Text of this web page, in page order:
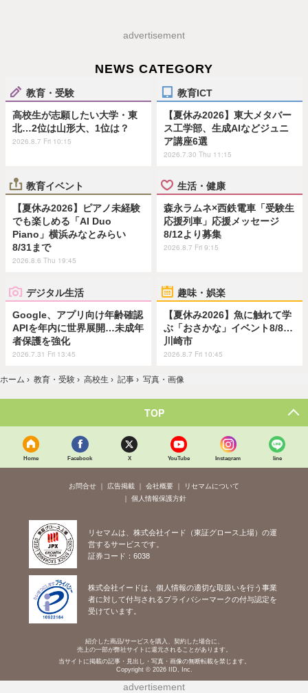
advertisement
NEWS CATEGORY
教育・受験
高校生が志願したい大学・東
北…2位は山形大、1位は？
2026.8.7 Fri 10:15
教育ICT
【夏休み2026】東大メタバー
ス工学部、生成AIなどジュニ
ア講座6選
2026.7.30 Thu 11:15
教育イベント
【夏休み2026】ピアノ未経験
でも楽しめる「AI Duo
Piano」横浜みなとみらい
8/31まで
2026.8.6 Thu 19:45
生活・健康
森永ラムネ×西鉄電車「受験生
応援列車」応援メッセージ
8/12より募集
2026.8.7 Fri 9:15
デジタル生活
Google、アプリ向け年齢確認
APIを年内に世界展開…未成年
者保護を強化
2026.7.31 Fri 13:45
趣味・娯楽
【夏休み2026】魚に触れて学
ぶ「おさかな」イベント8/8…
川崎市
2026.8.7 Fri 10:45
ホーム › 教育・受験 › 高校生 › 記事 › 写真・画像
TOP
Home Facebook X YouTube Instagram line
お問合せ 広告掲載 会社概要
リセマムについて
個人情報保護方針
リセマムは、株式会社イード（東証グロース上場）の運
営するサービスです。
証券コード：6038
株式会社イードは、個人情報の適切な取扱いを行う事業
者に対して付与されるプライバシーマークの付与認定を
受けています。
紹介した商品/サービスを購入、契約した場合に、
売上の一部が弊社サイトに還元されることがあります。
当サイトに掲載の記事・見出し・写真・画像の無断転載を禁じます。
Copyright © 2026 IID, Inc.
advertisement